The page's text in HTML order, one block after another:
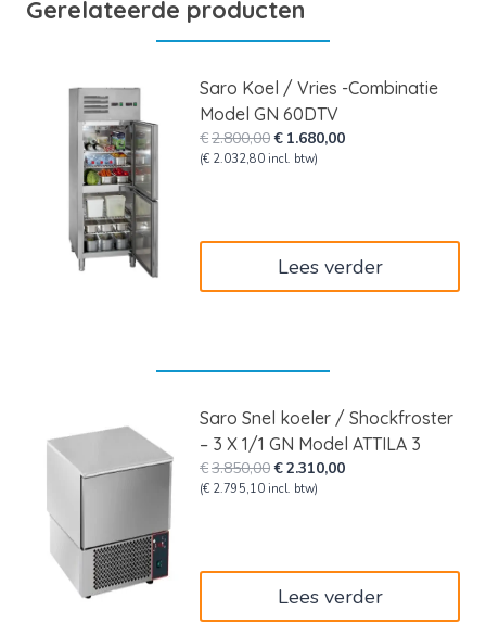
Gerelateerde producten
Saro Koel / Vries -Combinatie
Model GN 60DTV
€2.800,00Oorspronkelijke
prijs
€ 1.680,00Huidige
(€ 2.032,80 incl. btw)
Lees verder
Saro Snel koeler / Shockfroster
– 3 X 1/1 GN Model ATTILA 3
€3.850,00Oorspronkelijke
prijs
€2.310,00Huidige
(€ 2.795,10 incl. btw)
Lees verder